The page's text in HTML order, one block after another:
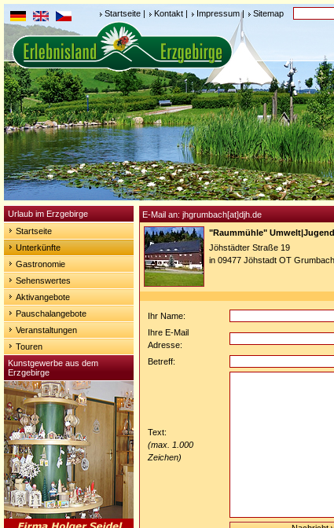
Startseite | Kontakt | Impressum| Sitemap
Urlaub im Erzgebirge
Startseite
Unterkünfte
Gastronomie
Sehenswertes
Aktivangebote
Pauschalangebote
Veranstaltungen
Touren
Kunstgewerbe aus dem
Erzgebirge
E-Mail an: jhgrumbach[at]djh.de
"Raummühle"
Jöhstädter Straße 19
in 09477 Jöhstadt OT Grumbach
Ihr Name:
Ihre E-Mail
Adresse:
Betreff:
Text:
(max. 1.000
Zeichen)